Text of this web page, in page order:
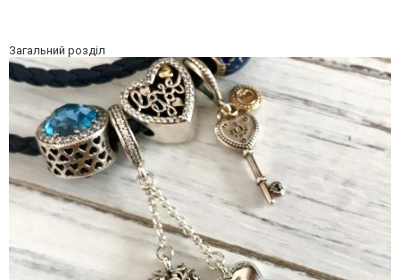
Загальний розділ